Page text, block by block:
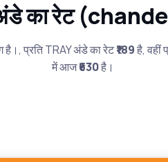
का रेट
है।, प्रति TRAY अंडे का रेट₹189है, वहीं
में आज₹630है।